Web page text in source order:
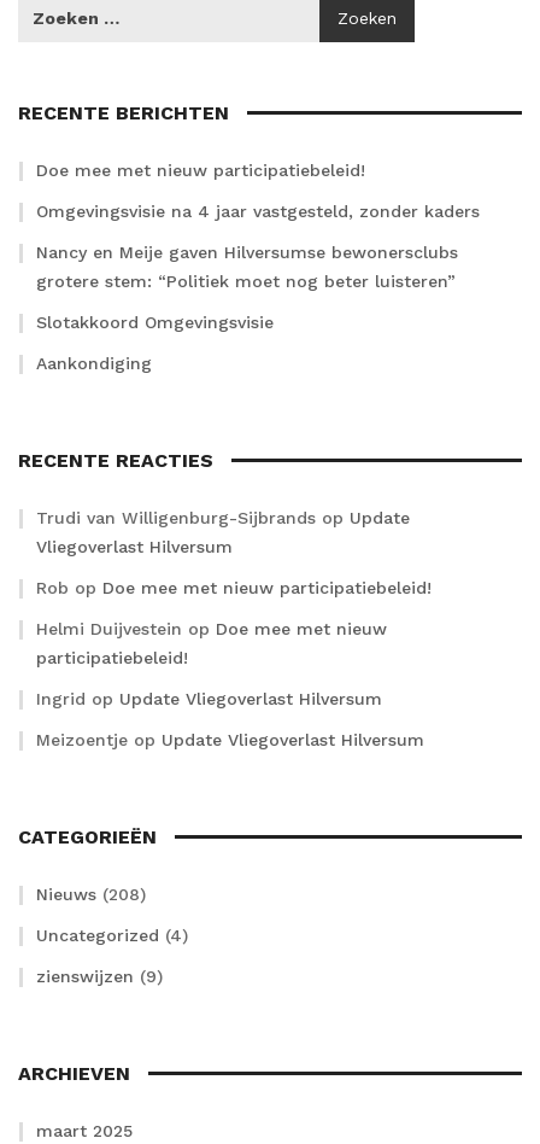
RECENTE BERICHTEN
Doe mee met nieuw participatiebeleid!
Omgevingsvisie na 4 jaar vastgesteld, zonder kaders
Nancy en Meije gaven Hilversumse bewonersclubs
grotere stem: “Politiek moet nog beter luisteren”
Slotakkoord Omgevingsvisie
Aankondiging
RECENTE REACTIES
Trudi van Willigenburg-Sijbrands op Update
Vliegoverlast Hilversum
Rob op Doe mee met nieuw participatiebeleid!
Helmi Duijvestein op Doe mee met nieuw
participatiebeleid!
Ingrid op Update Vliegoverlast Hilversum
Meizoentje op Update Vliegoverlast Hilversum
CATEGORIEËN
Nieuws (208)
Uncategorized (4)
zienswijzen (9)
ARCHIEVEN
maart 2025